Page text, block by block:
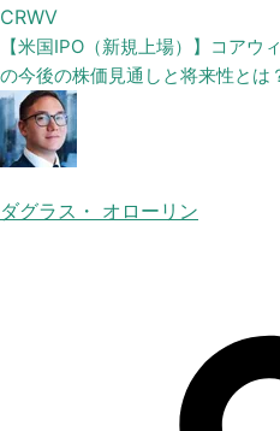
CRWV
【米国IPO（新規上場）】コアウ
の今後の株価見通しと将来性とは
ダグラス・ オローリン